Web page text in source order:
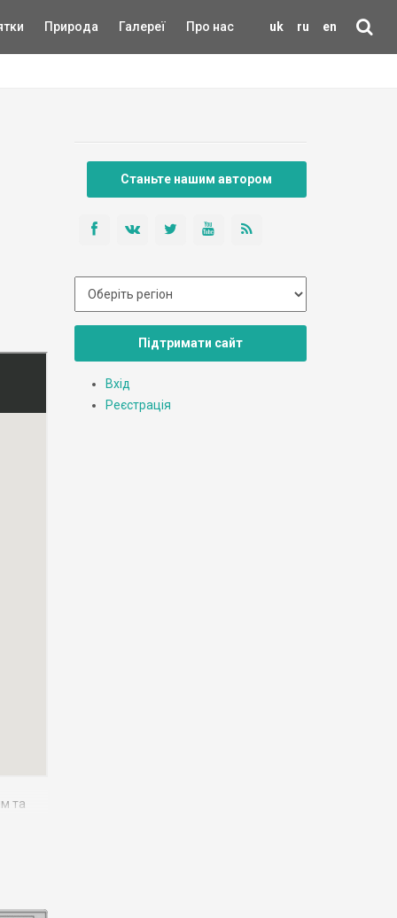
uk ru en
Природа Галереї Про нас
та
Станьте нашим автором
Підтримати сайт
Вхід
Реєстрація